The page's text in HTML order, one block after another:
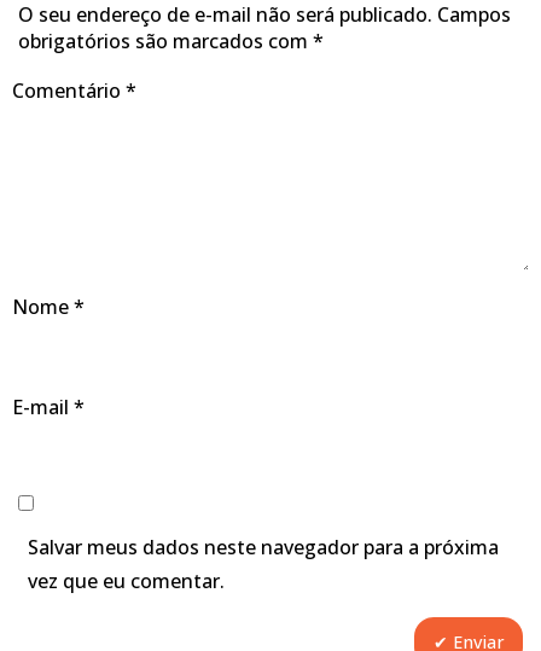
O seu endereço de e-mail não será publicado. Campos
obrigatórios são marcados com *
Comentário *
Nome*
E-mail *
Salvar meus dados neste navegador para a próxima
vez que eu comentar.